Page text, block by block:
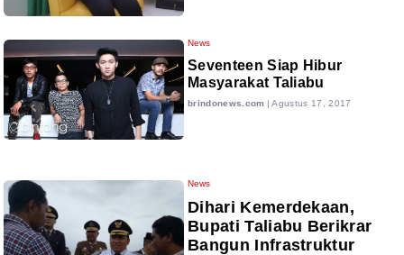
News
Seventeen Siap Hibur
Masyarakat Taliabu
brindonews.com | Agustus 17, 2017
News
Dihari Kemerdekaan,
Bupati Taliabu Berikrar
Bangun Infrastruktur